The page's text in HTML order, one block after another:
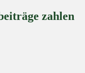
zahlen